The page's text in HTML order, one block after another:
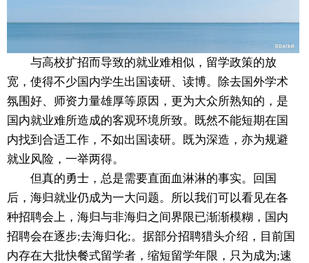
与高校扩招而导致的就业难相似，留学政策的放
宽，使得不少国内学生出国读研、读博。除去国外学术
氛围好、师资力量雄厚等原因，更为大众所熟知的，是
国内就业难所造成的客观环境所致。既然不能短期在国
内找到合适工作，不如出国读研。既为深造，亦为规避
就业风险，一举两得。
但真的勇士，总是需要直面血淋淋的事实。回国
后，海归就业仍成为一大问题。所以我们可以看见在各
种招聘会上，海归与非海归之间界限已渐渐模糊，国内
招聘会在逐步;去海归化;。据部分招聘猎头介绍，目前国
内存在大批快餐式留学者，缩短留学年限，只为成为;速